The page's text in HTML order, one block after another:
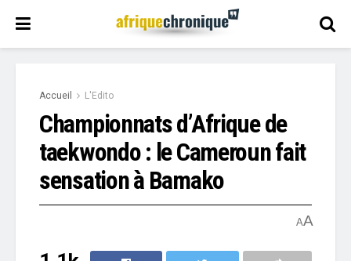
Accueil L'Edito
Championnats d’Afrique de
taekwondo : le Cameroun fait
sensation à Bamako
AA